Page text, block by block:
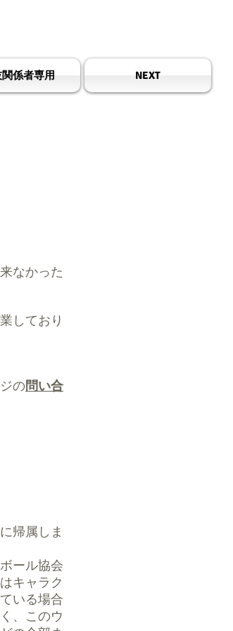
係者専用 NEXT
なかった
しており
の問い合
帰属しま
ール協会
キャラク
いる場合
、このウ